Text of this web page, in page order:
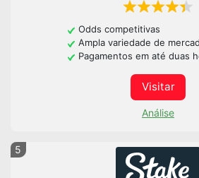
Odds competitivas
Ampla variedade de
Pagamentos em até duas
Visitar
Análise
5